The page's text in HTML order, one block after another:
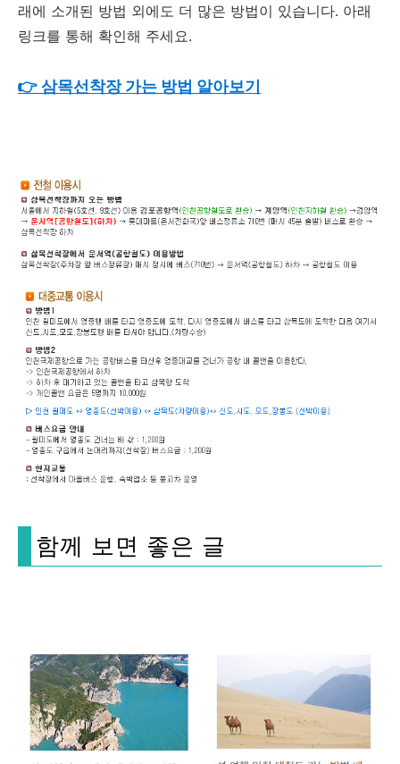
래에 소개된 방법 외에도 더 많은 방법이 있습니다. 아래
링크를 통해 확인해 주세요.
👉 삼목선착장 가는 방법 알아보기
함께 보면 좋은 글